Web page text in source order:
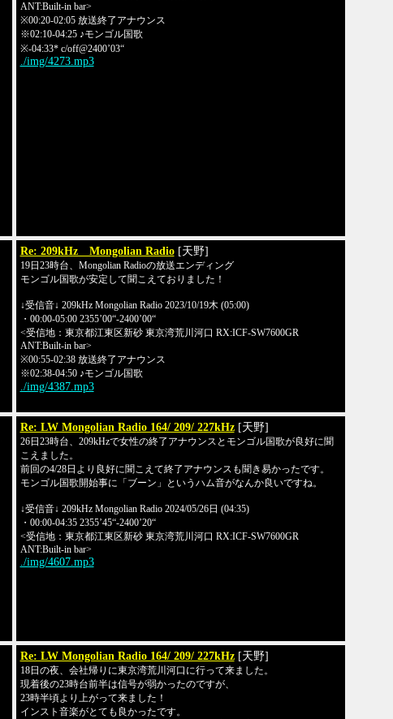
ANT:Built-in bar>
※00:20-02:05 放送終了アナウンス
※02:10-04:25 ♪モンゴル国歌
※-04:33* c/off@2400’03“
./img/4273.mp3
Re: 209kHz Mongolian Radio [天野]
19日23時台、Mongolian Radioの放送エンディング
モンゴル国歌が安定して聞こえておりました！
↓受信音↓ 209kHz Mongolian Radio 2023/10/19木 (05:00)
・00:00-05:00 2355’00“-2400’00“
<受信地：東京都江東区新砂 東京湾荒川河口 RX:ICF-SW7600GR
ANT:Built-in bar>
※00:55-02:38 放送終了アナウンス
※02:38-04:50 ♪モンゴル国歌
./img/4387.mp3
Re: LW Mongolian Radio 164/ 209/ 227kHz [天野]
26日23時台、209kHzで女性の終了アナウンスとモンゴル国歌が良好に聞
こえました。
前回の4/28日より良好に聞こえて終了アナウンスも聞き易かったです。
モンゴル国歌開始事に「ブーン」というハム音がなんか良いですね。
↓受信音↓ 209kHz Mongolian Radio 2024/05/26日 (04:35)
・00:00-04:35 2355’45“-2400’20“
<受信地：東京都江東区新砂 東京湾荒川河口 RX:ICF-SW7600GR
ANT:Built-in bar>
./img/4607.mp3
Re: LW Mongolian Radio 164/ 209/ 227kHz [天野]
18日の夜、会社帰りに東京湾荒川河口に行って来ました。
現着後の23時台前半は信号が弱かったのですが、
23時半頃より上がって来ました！
インスト音楽がとても良かったです。